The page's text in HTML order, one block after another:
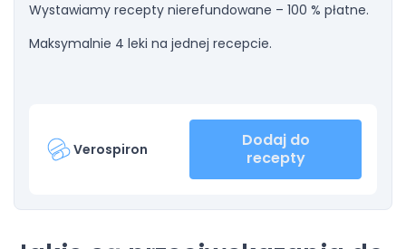
Wystawiamy recepty nierefundowane – 100 % płatne.
Maksymalnie 4 leki na jednej recepcie.
Verospiron
Dodaj do
recepty